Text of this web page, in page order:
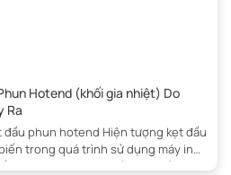
Hotend (khối gia nhiệt) Do
Ra
phun hotend Hiện tượng kẹt đầu
trong quá trình sử dụng máy in
từ việc sợi nhựa in (filament) bị